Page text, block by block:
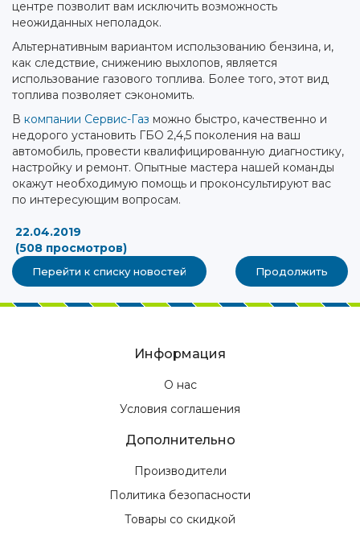
центре позволит вам исключить возможность
неожиданных неполадок.
Альтернативным вариантом использованию бензина, и,
как следствие, снижению выхлопов, является
использование газового топлива. Более того, этот вид
топлива позволяет сэкономить.
В компании Сервис-Газ можно быстро, качественно и
недорого установить ГБО 2,4,5 поколения на ваш
автомобиль, провести квалифицированную диагностику,
настройку и ремонт. Опытные мастера нашей команды
окажут необходимую помощь и проконсультируют вас
по интересующим вопросам.
22.04.2019
(508 просмотров)
Перейти к списку новостей Продолжить
Информация
О нас
Условия соглашения
Дополнительно
Производители
Политика безопасности
Товары со скидкой